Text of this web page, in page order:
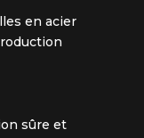
en acier
sûre et